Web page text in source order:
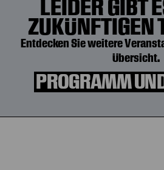
LEIDER GIBT
ZUKÜNFTIGEN
Entdecken Sie weitere
Übersicht.
PROGRAMM